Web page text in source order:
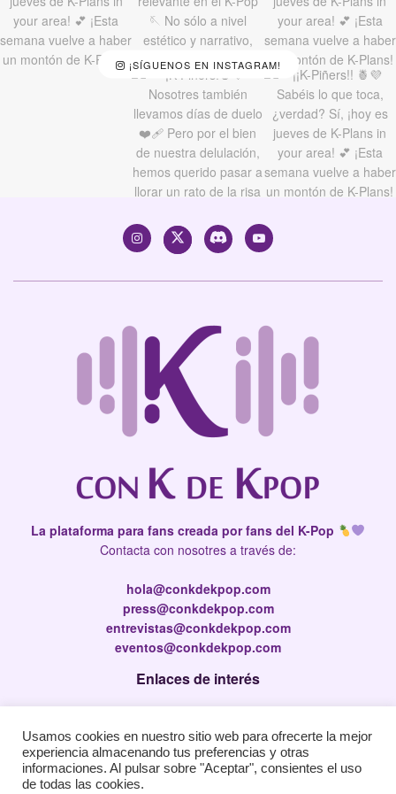
¡SÍGUENOS EN INSTAGRAM!
La plataforma para fans creada por fans del K-Pop
Contacta con nosotres a través de:
hola@conkdekpop.com
press@conkdekpop.com
entrevistas@conkdekpop.com
eventos@conkdekpop.com
Enlaces de interés
Política de privacidad
Política de Cookies
Usamos cookies en nuestro sitio web para ofrecerte la mejor
experiencia almacenando tus preferencias y otras
informaciones. Al pulsar sobre "Aceptar", consientes el uso
de todas las cookies.